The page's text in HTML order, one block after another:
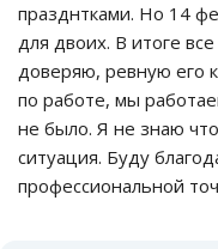
празднтками. Но 14
для двоих. В итоге
доверяю, ревную его
по работе, мы
не было. Я не знаю
ситуация. Буду
профессиональной